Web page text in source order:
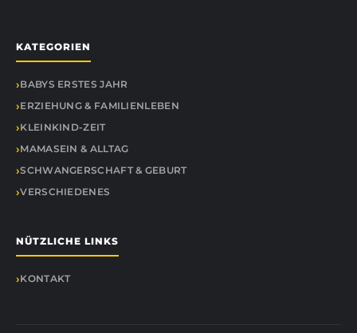
KATEGORIEN
BABYS ERSTES JAHR
ERZIEHUNG & FAMILIENLEBEN
KLEINKIND-ZEIT
MAMASEIN & ALLTAG
SCHWANGERSCHAFT & GEBURT
VERSCHIEDENES
NÜTZLICHE LINKS
KONTAKT